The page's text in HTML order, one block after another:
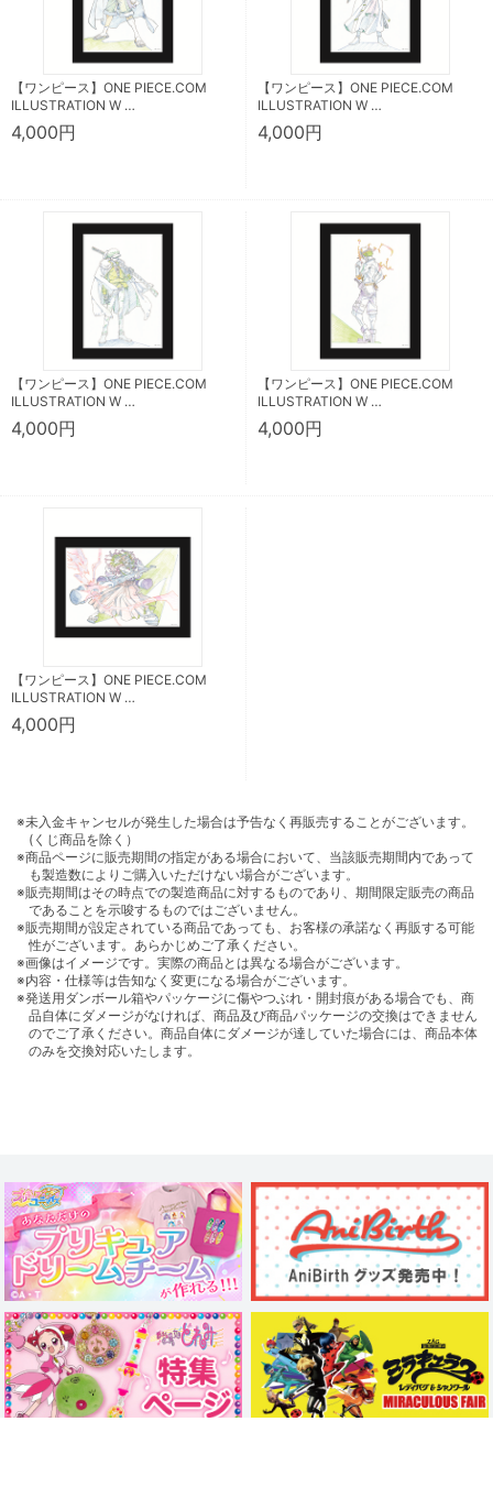
【ワンピース】ONE PIECE.COM
ILLUSTRATION W …
4,000円
【ワンピース】ONE PIECE.COM
ILLUSTRATION W …
4,000円
【ワンピース】ONE PIECE.COM
ILLUSTRATION W …
4,000円
【ワンピース】ONE PIECE.COM
ILLUSTRATION W …
4,000円
【ワンピース】ONE PIECE.COM
ILLUSTRATION W …
4,000円
※未入金キャンセルが発生した場合は予告なく再販売することがございます。
(くじ商品を除く）
※商品ページに販売期間の指定がある場合において、当該販売期間内であって
も製造数によりご購入いただけない場合がございます。
※販売期間はその時点での製造商品に対するものであり、期間限定販売の商品
であることを示唆するものではございません。
※販売期間が設定されている商品であっても、お客様の承諾なく再販する可能
性がございます。あらかじめご了承ください。
※画像はイメージです。実際の商品とは異なる場合がございます。
※内容・仕様等は告知なく変更になる場合がございます。
※発送用ダンボール箱やパッケージに傷やつぶれ・開封痕がある場合でも、商
品自体にダメージがなければ、商品及び商品パッケージの交換はできません
のでご了承ください。商品自体にダメージが達していた場合には、商品本体
のみを交換対応いたします。